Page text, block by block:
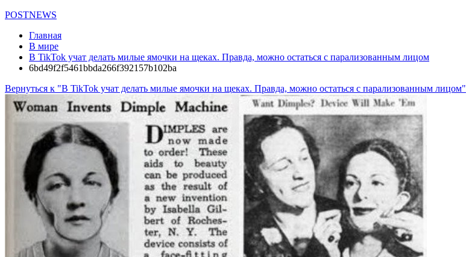
POSTNEWS
Главная
В мире
В TikTok учат делать милые ямочки на щеках. Правда, можно остаться с парализованным лицом
6bd49f2f5461bbda266f392157b102ba
Вернуться к "В TikTok учат делать милые ямочки на щеках. Правда, можно остаться с парализованным лицом"